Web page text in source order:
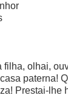
filha, olhai,
paterna!
Prestai-lhe